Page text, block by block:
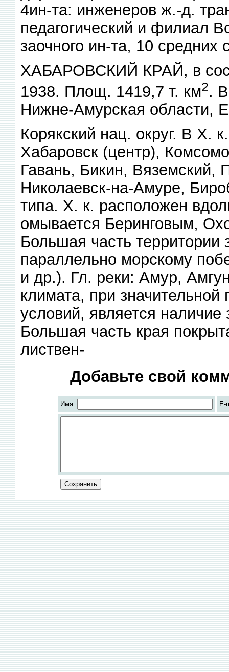
4ин-та: инженеров ж.-д.
педагогический и филиал
заочного ин-та, 10
ХАБАРОВСКИЙ КРАЙ, в
1938. Площ. 1419,7 т. км2.
Нижне-Амурская области,
Корякский нац. округ. В X.
Хабаровск (центр),
Гавань, Бикин, Вяземский,
Николаевск-на-Амуре,
типа. X. к. расположен
омывается Беринговым,
Большая часть
параллельно морскому
и др.). Гл. реки: Амур,
климата, при
условий, является
Большая часть края
листвен-
Добавьте свой
Имя: E-